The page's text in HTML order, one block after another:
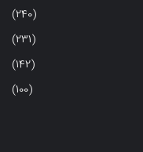
(240)
(231)
(142)
(100)